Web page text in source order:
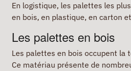
En logistique, les palettes les
en bois, en plastique, en carton
Les palettes en bois
Les palettes en bois occupent la
Ce matériau présente de